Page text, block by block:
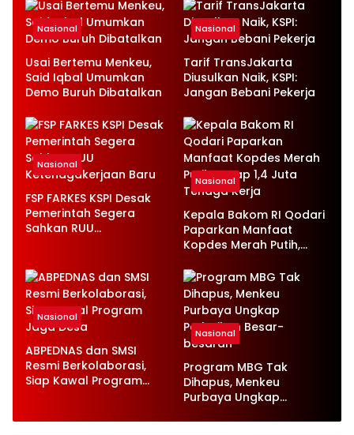
Nasional
Usai Bertemu Menkeu,
Said Iqbal Umumkan
Demo Buruh Dibatalkan
Nasional
Tarif TransJakarta
Diusulkan Naik, KSPI:
Jangan Bebani Pekerja
Nasional
FSP FARKES KSPI Desak
Pemerintah Segera
Sahkan RUU
Nasional
Kepala Bakom RI Qodari
Paparkan Manfaat
Kopdes Merah Putih,
Kerja
Nasional
ABPEDNAS dan SMSI
Resmi Berkolaborasi,
Siap Kawal Program
Nasional
Program MBG Tak
Dihapus, Menkeu
Purbaya Ungkap